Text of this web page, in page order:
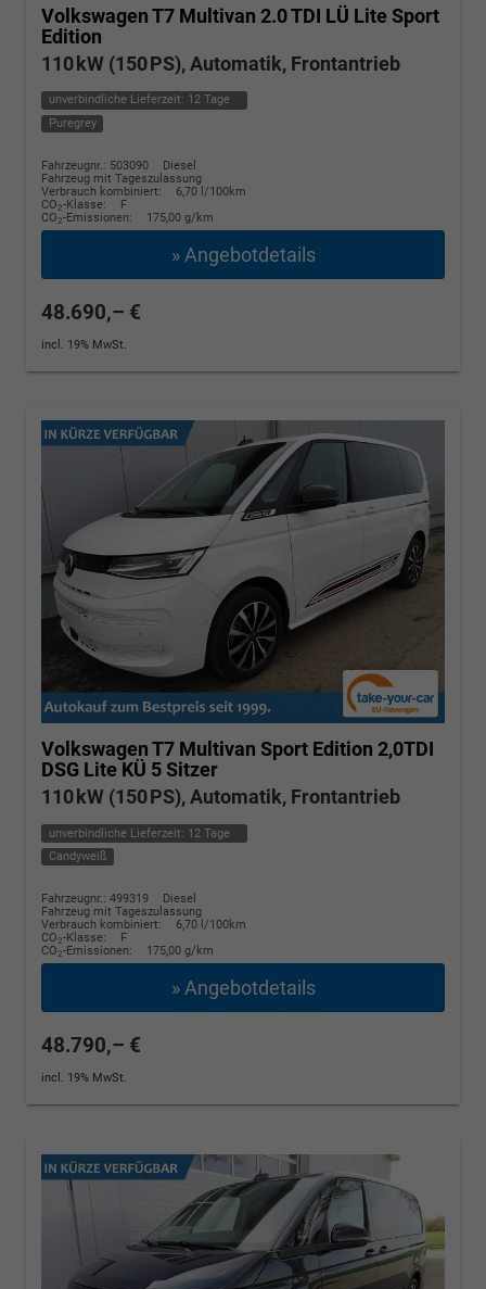
Volkswagen T7 Multivan 2.0 TDI LÜ Lite Sport
Edition
110 kW (150 PS), Automatik, Frontantrieb
unverbindliche Lieferzeit: 12 Tage
Puregrey
Fahrzeugnr.: 503090
Diesel
Fahrzeug mit Tageszulassung
Verbrauch kombiniert:
6,70 l/100km
CO2-Klasse:
F
CO2-Emissionen: 175,00 g/km
» Angebotdetails
48.690,– €
incl. 19% MwSt.
Volkswagen T7 Multivan Sport Edition 2,0TDI
DSG Lite KÜ 5 Sitzer
110 kW (150 PS), Automatik, Frontantrieb
unverbindliche Lieferzeit: 12 Tage
Candyweiß
Fahrzeugnr.: 499319
Diesel
Fahrzeug mit Tageszulassung
Verbrauch kombiniert:
6,70 l/100km
CO2-Klasse:
F
CO2-Emissionen: 175,00 g/km
» Angebotdetails
48.790,– €
incl. 19% MwSt.